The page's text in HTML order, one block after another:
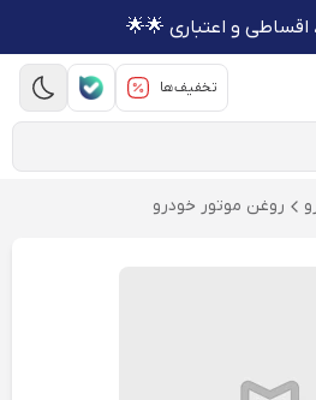
و اعتباری 🌟🌟
تخفیف‌ها
روغن موتور خودرو